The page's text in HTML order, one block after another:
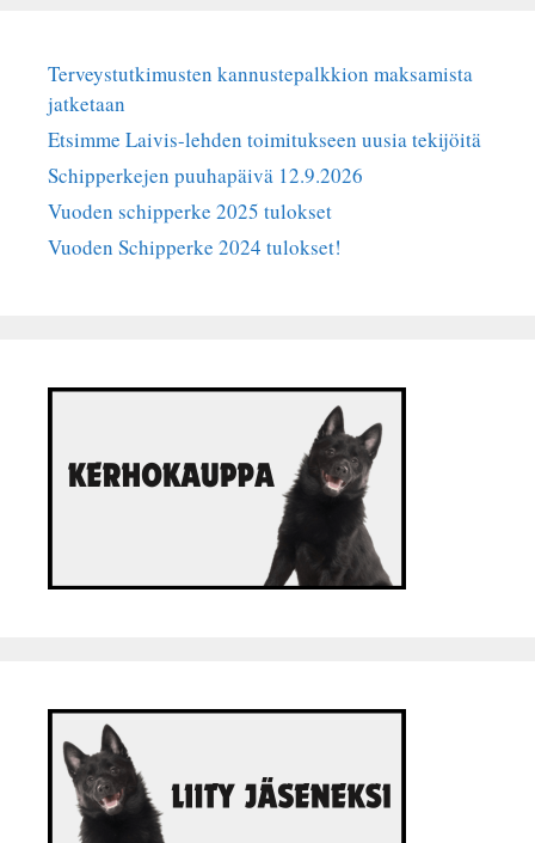
Terveystutkimusten kannustepalkkion maksamista
jatketaan
Etsimme Laivis-lehden toimitukseen uusia tekijöitä
Schipperkejen puuhapäivä 12.9.2026
Vuoden schipperke 2025 tulokset
Vuoden Schipperke 2024 tulokset!